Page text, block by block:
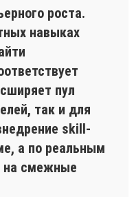
роста.
навыках
пул
так и для
skill-
а по реальным
на смежные